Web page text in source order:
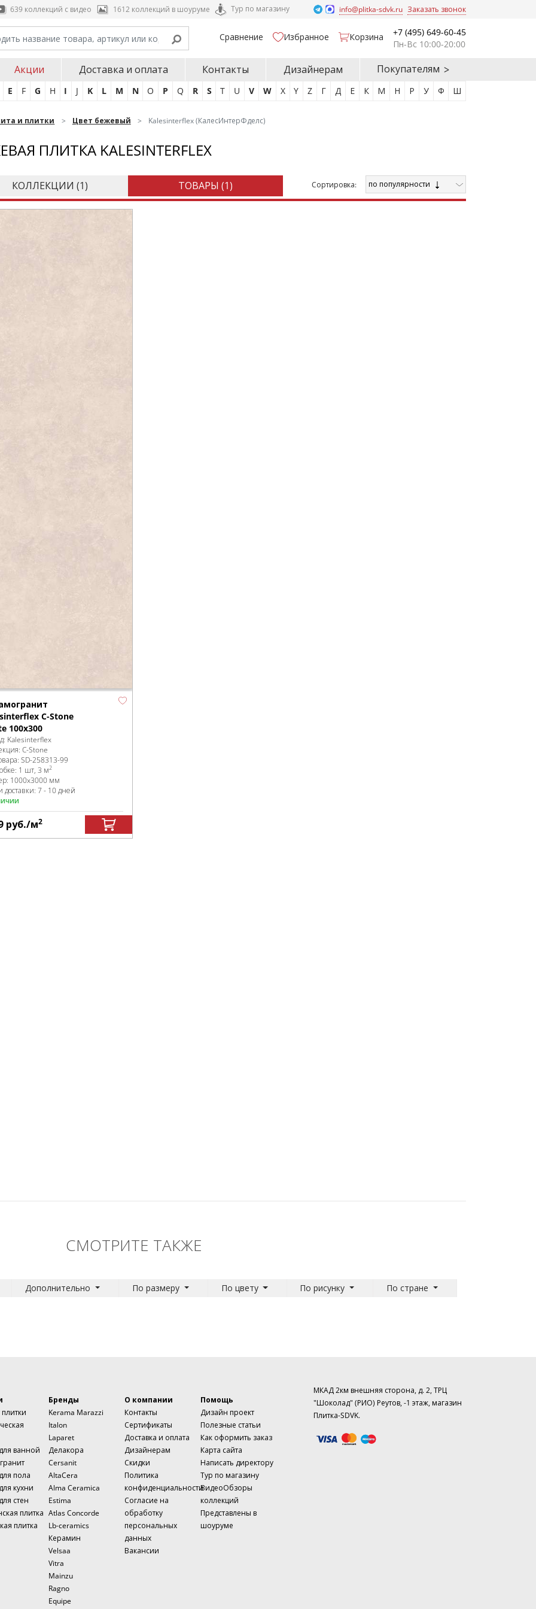
639 коллекций с видео 1612 коллекций в шоуруме Тур по магазину info@plitka-sdvk.ru Заказать звонок
Сравнение Избранное Корзина
+7 (495) 649-60-45
Пн-Вс 10:00-20:00
Акции Доставка и оплата Контакты Дизайнерам Покупателям
E F G H I J K L M N O P Q R S T U V W X Y Z Г Д Е К М Н Р У Ф Ш
и плитки Цвет бежевый Kalesinterflex (КалесИнтерФделс)
ПЛИТКА KALESINTERFLEX
КОЛЛЕКЦИИ (1) ТОВАРЫ (1) Cортировка: по популярности
C-Stone
100x300
Kalesinterflex
C-Stone
SD-258313-99
: 1 шт, 3 м2
1000x3000 мм
доставки: 7 - 10 дней
руб./м2
СМОТРИТЕ ТАКЖЕ
Дополнительно По размеру По цвету По рисунку По стране
плитки
ванной
пола
кухни
стен
плитка
плитка
Бренды
Kerama Marazzi
Italon
Laparet
Делакора
Cersanit
AltaCera
Alma Ceramica
Estima
Atlas Concorde
Lb-ceramics
Керамин
Velsaa
Vitra
Mainzu
Ragno
Equipe
О компании
Контакты
Сертификаты
Доставка и оплата
Дизайнерам
Скидки
Политика
конфиденциальности
Согласие на
обработку
персональных
данных
Вакансии
Помощь
Дизайн проект
Полезные статьи
Как оформить заказ
Карта сайта
Написать директору
Тур по магазину
ВидеоОбзоры
коллекций
Представлены в
шоуруме
МКАД 2км внешняя сторона, д. 2, ТРЦ
"Шоколад" (РИО) Реутов, -1 этаж, магазин
Плитка-SDVK.